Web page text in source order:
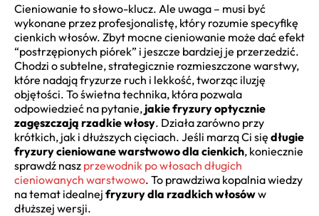
Cieniowanie to słowo-klucz. Ale uwaga – musi być
wykonane przez profesjonalistę, który rozumie specyfikę
cienkich włosów. Zbyt mocne cieniowanie może dać efekt
“postrzępionych piórek” i jeszcze bardziej je przerzedzić.
Chodzi o subtelne, strategicznie rozmieszczone warstwy,
które nadają fryzurze ruch i lekkość, tworząc iluzję
objętości. To świetna technika, która pozwala
odpowiedzieć na pytanie, jakie fryzury optycznie
zagęszczają rzadkie włosy. Działa zarówno przy
krótkich, jak i dłuższych cięciach. Jeśli marzą Ci się długie
fryzury cieniowane warstwowo dla cienkich, koniecznie
sprawdź nasz przewodnik po włosach długich
cieniowanych warstwowo. To prawdziwa kopalnia wiedzy
na temat idealnej fryzury dla rzadkich włosóww
dłuższej wersji.